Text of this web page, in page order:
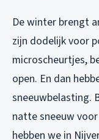
De winter brengt
zijn dodelijk voor
microscheurtjes,
open. En dan
sneeuwbelasting.
natte sneeuw
hebben we in